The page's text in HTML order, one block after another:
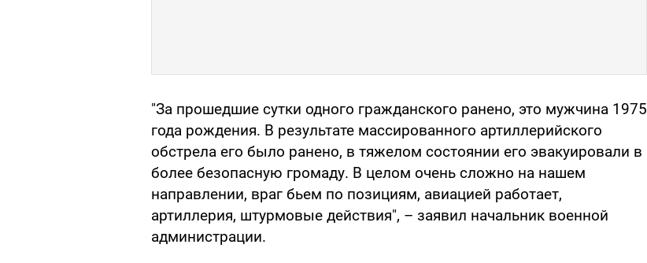
"За прошедшие сутки одного гражданского ранено, это мужчина 1975
года рождения. В результате массированного артиллерийского
обстрела его было ранено, в тяжелом состоянии его эвакуировали в
более безопасную громаду. В целом очень сложно на нашем
направлении, враг бьем по позициям, авиацией работает,
артиллерия, штурмовые действия", – заявил начальник военной
администрации.